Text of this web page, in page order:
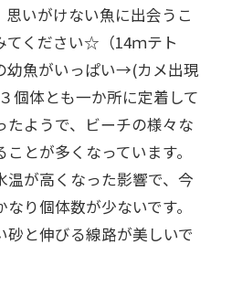
思いがけない魚に出会うこ
てください☆（14ｍテト
幼魚がいっぱい→(カメ出現
個体とも一か所に定着して
たようで、ビーチの様々な
とが多くなっています。
が高くなった影響で、今
り個体数が少ないです。
と伸びる線路が美しいで